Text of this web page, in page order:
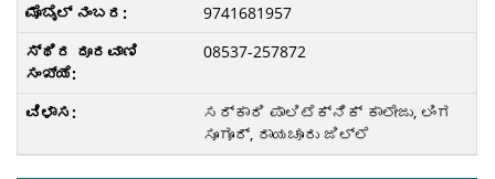
9741681957
08537-257872
ಸರ್ಕಾರಿ ಪಾಲಿಟೆಕ್ನಿಕ್ ಕಾಲೇಜು, ಲಿಂಗ
ಸೂಗೂರ್, ರಾಯಚೂರು ಜಿಲ್ಲೆ